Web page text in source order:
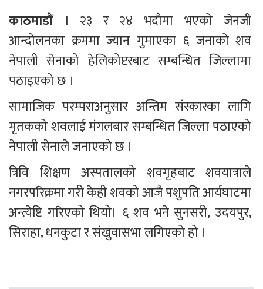
काठमाडाैं । २३ र २४ भदौमा भएको जेनजी
आन्दोलनका क्रममा ज्यान गुमाएका ६ जनाको शव
नेपाली सेनाको हेलिकोप्टरबाट सम्बन्धित जिल्लामा
पठाइएको छ ।
सामाजिक परम्पराअनुसार अन्तिम संस्कारका लागि
मृतकको शवलाई मंगलबार सम्बन्धित जिल्ला पठाएको
नेपाली सेनाले जनाएको छ ।
त्रिवि शिक्षण अस्पतालको शवगृहबाट शवयात्राले
नगरपरिक्रमा गरी केही शवको आजै पशुपति आर्यघाटमा
अन्त्येष्टि गरिएको थियो। ६ शव भने सुनसरी, उदयपुर,
सिराहा, धनकुटा र संखुवासभा लगिएको हो ।